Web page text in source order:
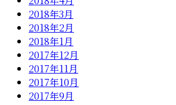
2018年3月
2018年2月
2018年1月
2017年12月
2017年11月
2017年10月
2017年9月